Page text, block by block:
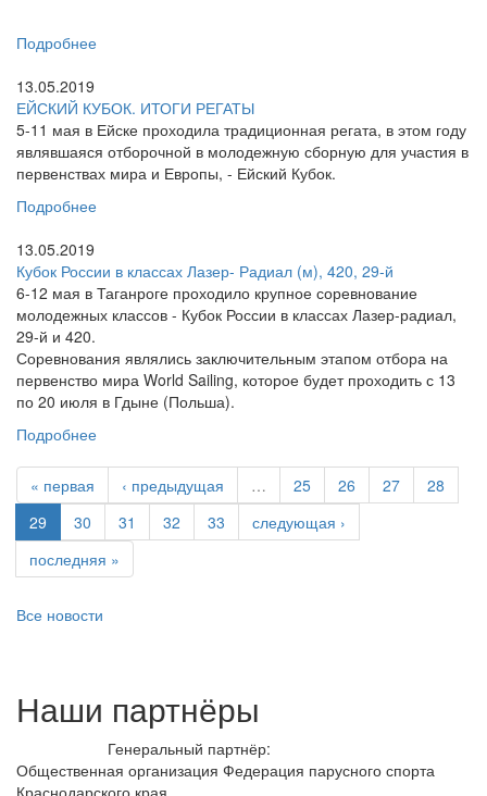
Подробнее
13.05.2019
ЕЙСКИЙ КУБОК. ИТОГИ РЕГАТЫ
5-11 мая в Ейске проходила традиционная регата, в этом году
являвшаяся отборочной в молодежную сборную для участия в
первенствах мира и Европы, - Ейский Кубок.
Подробнее
13.05.2019
Кубок России в классах Лазер- Радиал (м), 420, 29-й
6-12 мая в Таганроге проходило крупное соревнование
молодежных классов - Кубок России в классах Лазер-радиал,
29-й и 420.
Соревнования являлись заключительным этапом отбора на
первенство мира World Sailing, которое будет проходить с 13
по 20 июля в Гдыне (Польша).
Подробнее
« первая ‹ предыдущая … 25 26 27
28
29
30 31 32 33
следующая ›
последняя »
Все новости
Наши партнёры
Генеральный партнёр:
Общественная организация Федерация парусного спорта
Краснодарского края